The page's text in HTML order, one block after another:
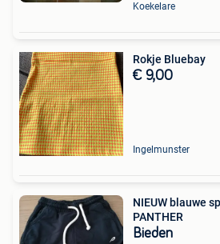
Koekelare
Rokje Bluebay
€ 9,00
Ingelmunster
NIEUW blauwe
PANTHER
Bieden